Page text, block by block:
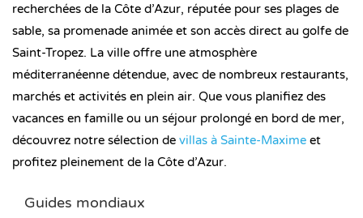
recherchées de la Côte d’Azur, réputée pour ses plages de
sable, sa promenade animée et son accès direct au golfe de
Saint-Tropez. La ville offre une atmosphère
méditerranéenne détendue, avec de nombreux restaurants,
marchés et activités en plein air. Que vous planifiez des
vacances en famille ou un séjour prolongé en bord de mer,
découvrez notre sélection de villas à Sainte-Maxime et
profitez pleinement de la Côte d’Azur.
Guides mondiaux